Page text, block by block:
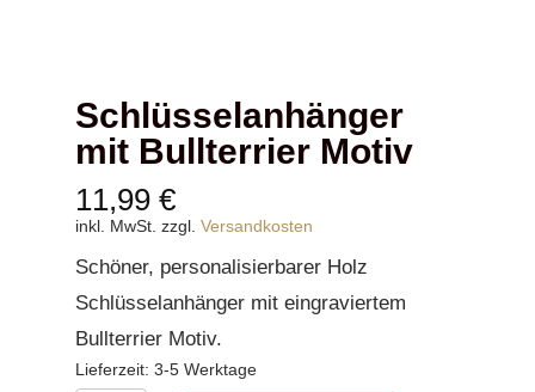
Schlüsselanhänger
mit Bullterrier Motiv
11,99 €
inkl. MwSt. zzgl. Versandkosten
Schöner, personalisierbarer Holz
Schlüsselanhänger mit eingraviertem
Bullterrier Motiv.
Lieferzeit: 3-5 Werktage